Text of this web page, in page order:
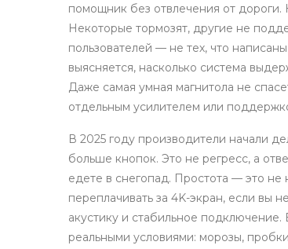
помощник без отвлечения от дороги.
Некоторые тормозят, другие не
пользователей — не тех, что
выясняется, насколько система
Даже самая умная магнитола не
отдельным усилителем или
В 2025 году производители начали
больше кнопок. Это не регресс, а
едете в снегопад. Простота — это не
переплачивать за 4K-экран, если
акустику и стабильное
реальными условиями: морозы,